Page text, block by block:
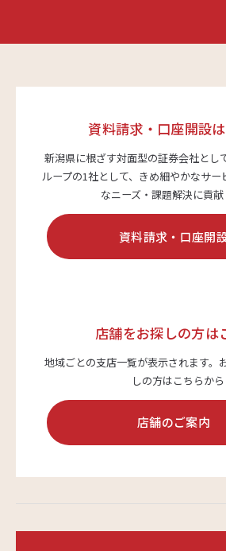
資料請求・口座開設
新潟県に根ざす対面型の証券会社とし
ループの1社として、 きめ細やかなサー
なニーズ・課題解決に貢
資料請求・口座開
店舗をお探しの方は
地域ごとの支店一覧が表示されます。
しの方はこちらから
店舗のご案内